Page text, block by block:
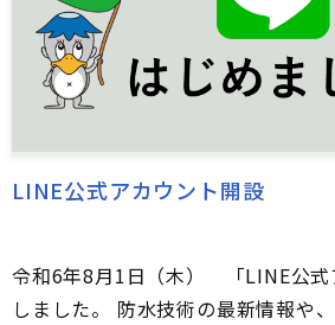
LINE公式アカウント開設
令和6年8月1日（木） 「LINE公式
しました。 防水技術の最新情報や